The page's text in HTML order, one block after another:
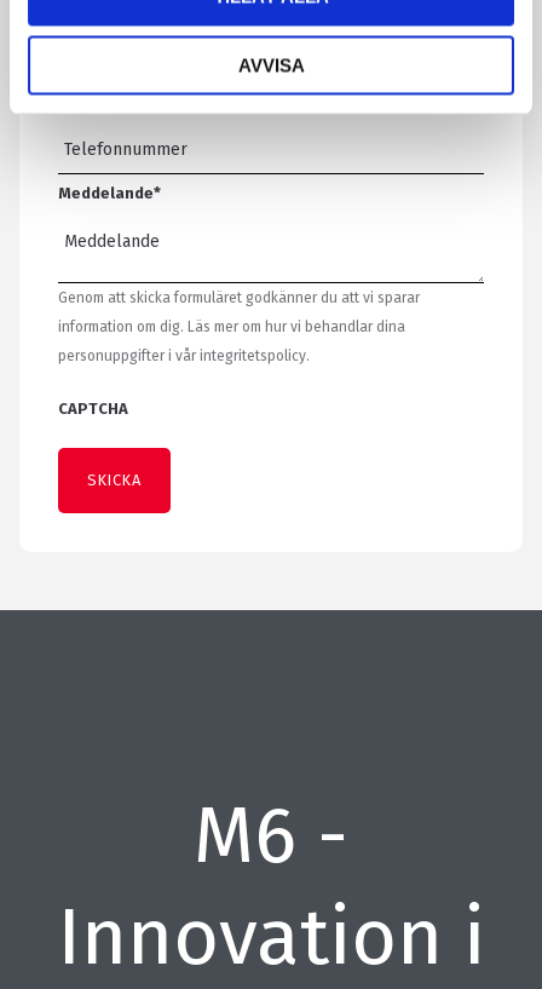
AVVISA
Telefon
Meddelande*
Genom att skicka formuläret godkänner du att vi sparar
information om dig. Läs mer om hur vi behandlar dina
personuppgifter i vår integritetspolicy.
CAPTCHA
M6 -
Innovation i